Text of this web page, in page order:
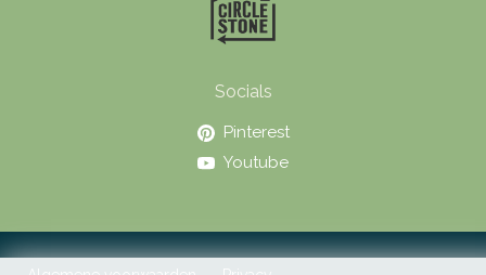
Socials
Pinterest
Youtube